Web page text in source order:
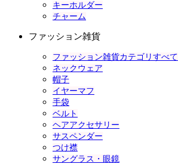
キーホルダー
チャーム
ファッション雑貨
ファッション雑貨カテゴリすべて
ネックウェア
帽子
イヤーマフ
手袋
ベルト
ヘアアクセサリー
サスペンダー
つけ襟
サングラス・眼鏡